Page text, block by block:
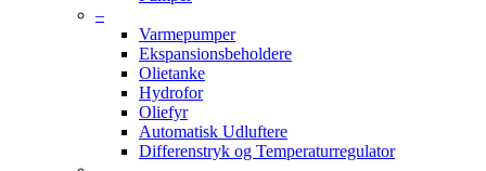
–
Varmepumper
Ekspansionsbeholdere
Olietanke
Hydrofor
Oliefyr
Automatisk Udluftere
Differenstryk og Temperaturregulator